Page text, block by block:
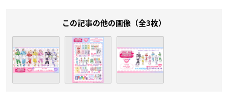
この記事の他の画像（全3枚）